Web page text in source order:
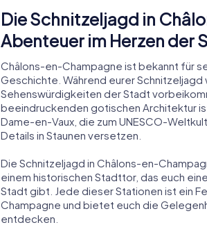
Die Schnitzeljagd in
Abenteuer im Herzen der
Châlons-en-Champagne ist bekannt für
Geschichte. Während eurer
Sehenswürdigkeiten der Stadt
beeindruckenden gotischen Architektur
Dame-en-Vaux, die zum UNESCO-
Details in Staunen versetzen.
Die Schnitzeljagd in Châlons-en-
einem historischen Stadttor, das euch
Stadt gibt. Jede dieser Stationen ist ein
Champagne und bietet euch die
entdecken.